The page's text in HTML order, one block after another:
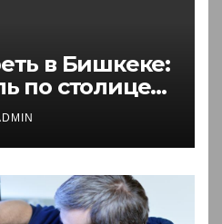
в Бишкеке:
по столице